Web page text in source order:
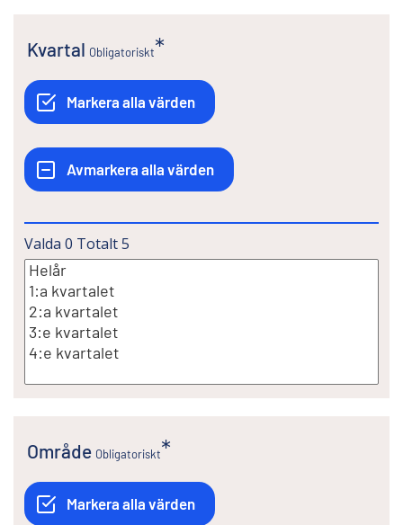
Kvartal Obligatoriskt
Valda 0 Totalt5
Område Obligatoriskt